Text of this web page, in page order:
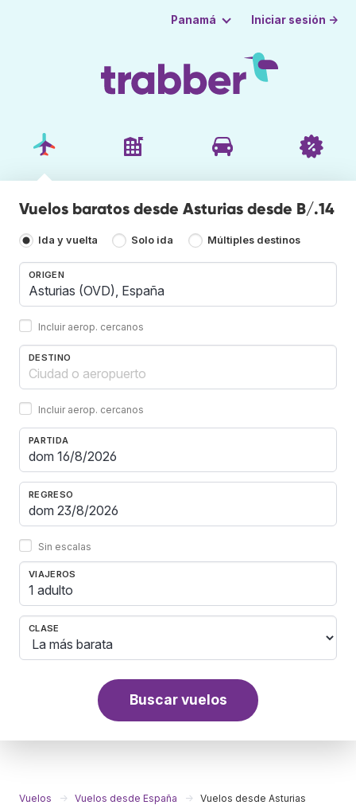
Panamá Iniciar sesión →
Vuelos baratos desde Asturias desde B/.14
Ida y vuelta Solo ida Múltiples destinos
ORIGEN
Incluir aerop. cercanos
DESTINO
Incluir aerop. cercanos
PARTIDA
REGRESO
Sin escalas
VIAJEROS
1 adulto
CLASE
Buscar vuelos
Vuelos Vuelos desde España Vuelos desde Asturias